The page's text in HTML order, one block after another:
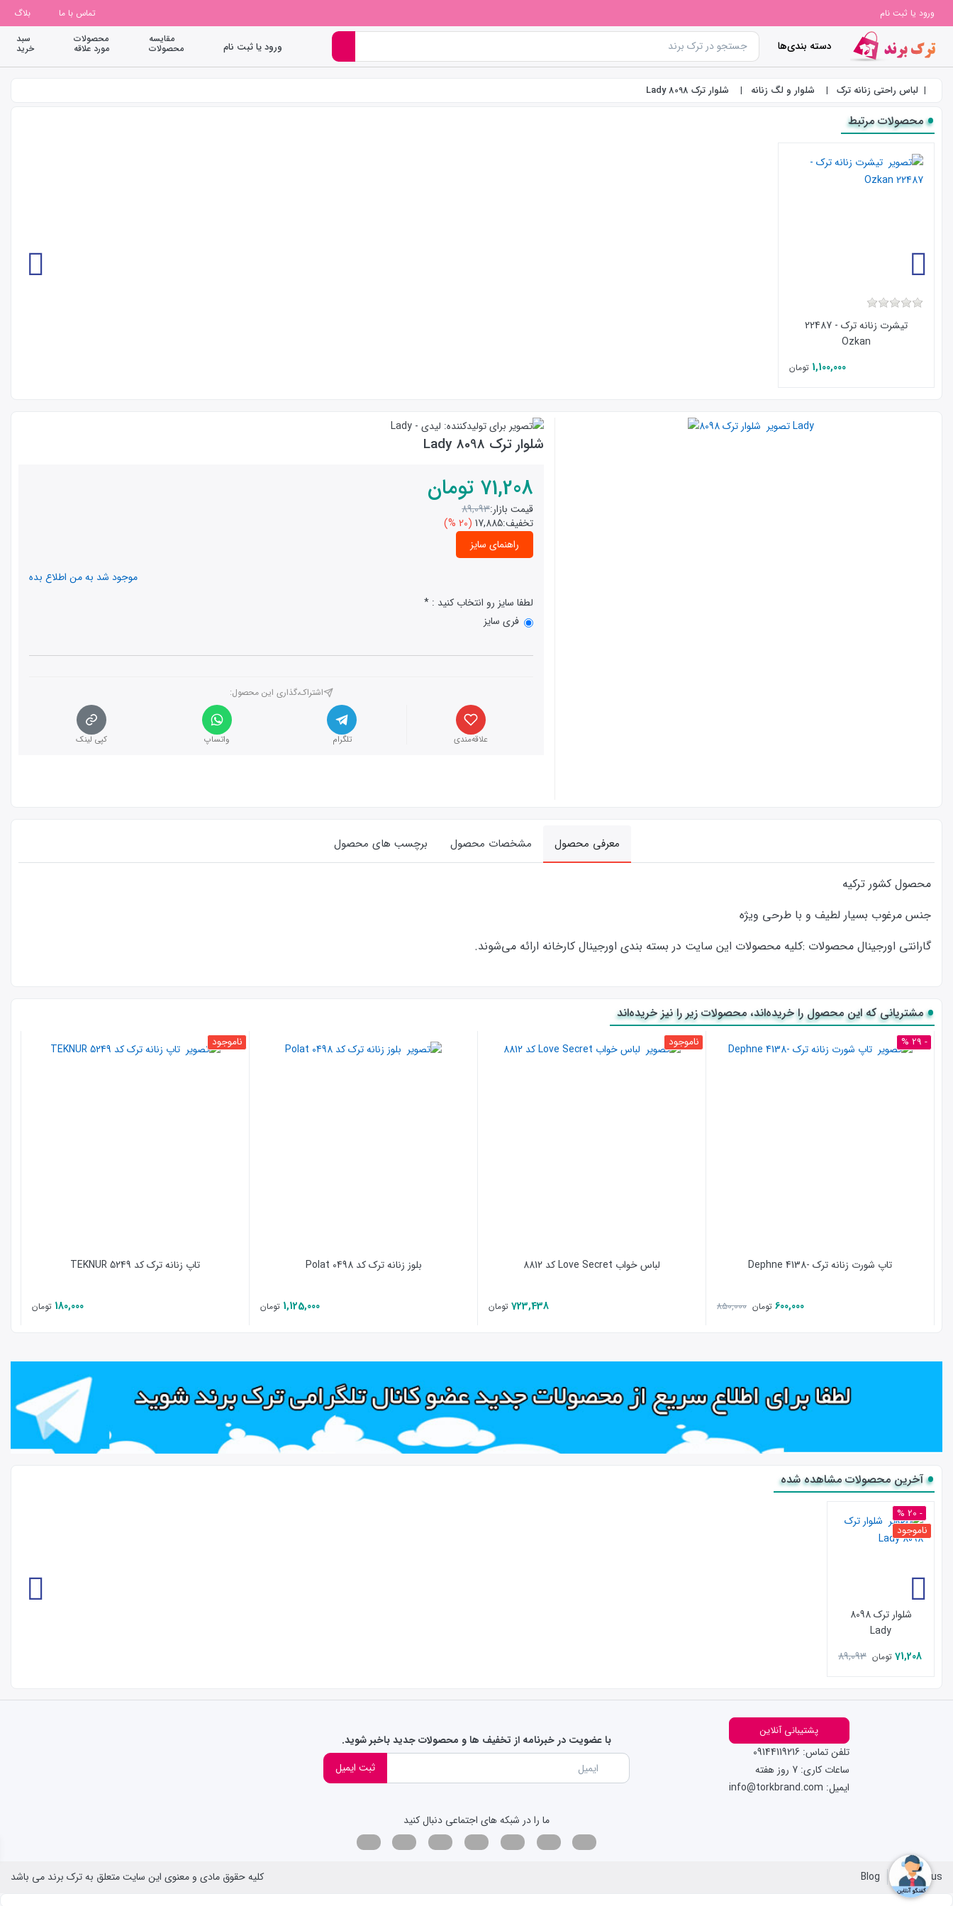
ورود یا ثبت نام تماس با ما بلاگ
دسته بندی‌ها ورود یا ثبت نام
مقایسه
محصولات
محصولات
مورد علاقه
سبد
خرید
لباس راحتی زنانه ترک شلوار و لگ زنانه شلوار ترک 8098 Lady
محصولات مرتبط
تیشرت زنانه ترک - 22487
Ozkan
1,100,000 تومان
شلوار ترک 8098 Lady
71,208 تومان
قیمت بازار:89,093
تخفیف:17,885
(20 %)
راهنمای سایز
موجود شد به من اطلاع بده
لطفا سایز رو انتخاب کنید :
فری سایز
اشتراک،گذاری این محصول‌:
علاقه‌مندی تلگرام واتساپ کپی لینک
معرفی محصول مشخصات محصول برچسب های محصول
محصول کشور ترکیه
جنس مرغوب بسیار لطیف و با طرحی ویژه
گارانتی اورجینال محصولات :كليه محصولات این سایت در بسته بندی اورجینال کارخانه ارائه‌‌ می‌شوند.
مشتریانی که این محصول را خریده‌اند، محصولات زیر را نیز خریده‌اند
- 29 %
تاپ شورت زنانه ترک -4138 Dephne
600,000 تومان 850,000
ناموجود
لباس خواب Love Secret کد 8812
723,438 تومان
بلوز زنانه ترک کد 0498 Polat
1,125,000 تومان
ناموجود
تاپ زنانه ترک کد 5249 TEKNUR
180,000 تومان
آخرین محصولات مشاهده شده
- 20 %
ناموجود
شلوار ترک 8098
Lady
71,208 تومان 89,093
با عضویت در خبرنامه از تخفیف ها و محصولات جدید باخبر شوید.
ثبت ایمیل
پشتیبانی آنلاین
تلفن تماس: 09144119216
ساعات کاری: 7 روز هفته
ایمیل: info@torkbrand.com
ما را در شبکه های اجتماعی دنبال کنید
Contact us
Blog کلیه حقوق مادی و معنوی این سایت متعلق به ترک برند می باشد